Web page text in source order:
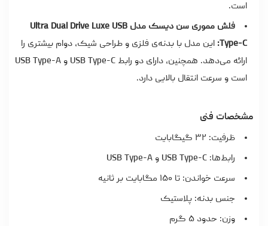
است.
فلش مموری سن دیسک مدل Ultra Dual Drive Luxe USB
Type-C: این مدل با بدنه‌ی فلزی و طراحی شیک، دوام بیشتری را
ارائه می‌دهد. همچنین، دارای دو رابط USB Type-C و USB Type-A
است و سرعت انتقال بالایی دارد.
مشخصات فنی
ظرفیت: ۳۲ گیگابایت
رابط‌ها: USB Type-C و USB Type-A
سرعت خواندن: تا ۱۵۰ مگابایت بر ثانیه
جنس بدنه: پلاستیک
وزن: حدود ۵ گرم